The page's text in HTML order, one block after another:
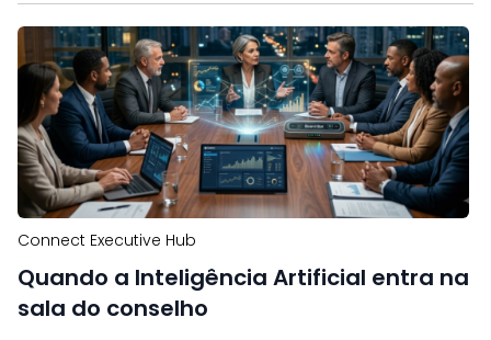
Connect Executive Hub
Quando a Inteligência Artificial entra na
sala do conselho